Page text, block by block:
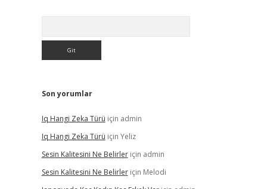
Son yorumlar
Iq Hangi Zeka Türü için admin
Iq Hangi Zeka Türü için Yeliz
Sesin Kalitesini Ne Belirleriçin admin
Sesin Kalitesini Ne Belirleriçin Melodi